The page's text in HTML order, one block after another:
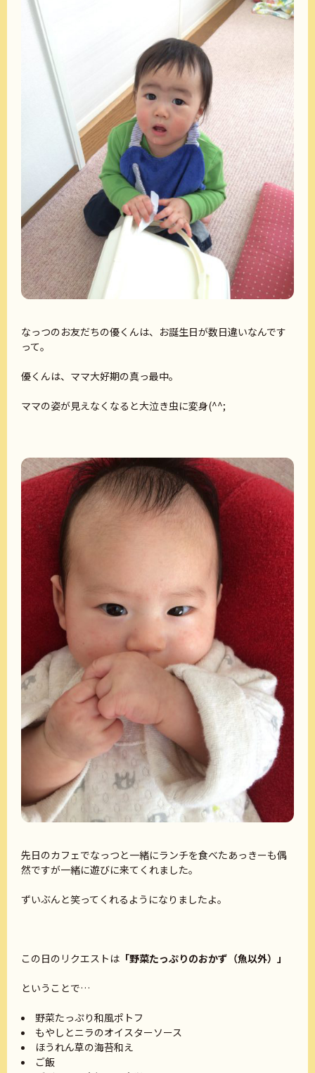
なっつのお友だちの優くんは、お誕生日が数日違いなんです
って。
優くんは、ママ大好期の真っ最中。
ママの姿が見えなくなると大泣き虫に変身(^^;
先日のカフェでなっつと一緒にランチを食べたあっきーも偶
然ですが一緒に遊びに来てくれました。
ずいぶんと笑ってくれるようになりましたよ。
この日のリクエストは 「野菜たっぷりのおかず（魚以外）」
ということで…
野菜たっぷり和風ポトフ
もやしとニラのオイスターソース
ほうれん草の海苔和え
ご飯